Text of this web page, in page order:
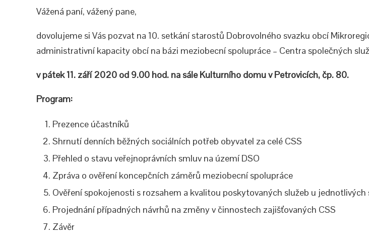
Vážená paní, vážený pane,
dovolujeme si Vás pozvat na 10. setkání starostů Dobrovolného svazku obcí
administrativní kapacity obcí na bázi meziobecní spolupráce – Centra společných
v pátek 11. září 2020 od 9.00 hod. na sále Kulturního domu v Petrovicích, čp. 80.
Program:
Prezence účastníků
Shrnutí denních běžných sociálních potřeb obyvatel za celé CSS
Přehled o stavu veřejnoprávních smluv na území DSO
Zpráva o ověření koncepčních záměrů meziobecní spolupráce
Ověření spokojenosti s rozsahem a kvalitou poskytovaných služeb u
Projednání případných návrhů na změny v činnostech zajišťovaných CSS
Závěr